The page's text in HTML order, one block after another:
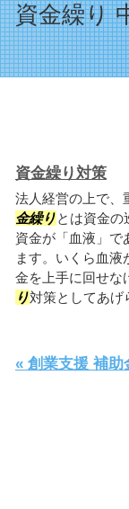
資金繰り
資金繰り対策
法人経営の上で、
金繰りとは資金の
資金が「血液」で
ます。いくら血
金を上手に回せな
り対策としてあげ
« 創業支援 補助